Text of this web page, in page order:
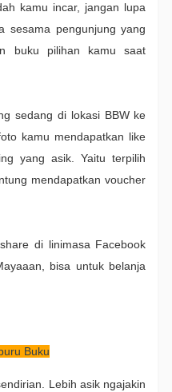
kamu incar, jangan lupa
sesama pengunjung yang
buku pilihan kamu saat
sedang di lokasi BBW ke
kamu mendapatkan like
yang asik. Yaitu terpilih
mendapatkan voucher
di linimasa Facebook
bisa untuk belanja
Buku
Lebih asik ngajakin